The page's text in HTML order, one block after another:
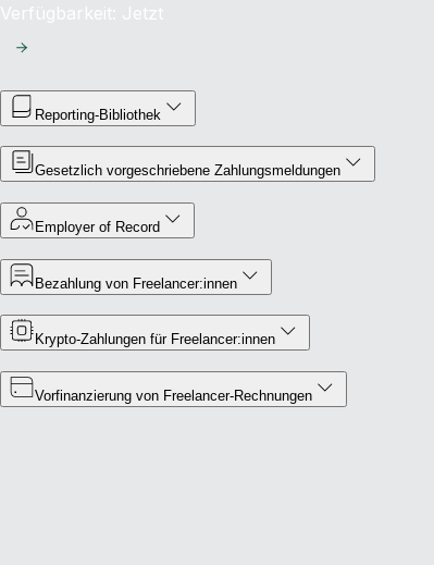
Verfügbarkeit: Jetzt
Reporting‑Bibliothek
Gesetzlich vorgeschriebene Zahlungsmeldungen
Employer of Record
Bezahlung von Freelancer:innen
Krypto‑Zahlungen für Freelancer:innen
Vorfinanzierung von Freelancer‑Rechnungen